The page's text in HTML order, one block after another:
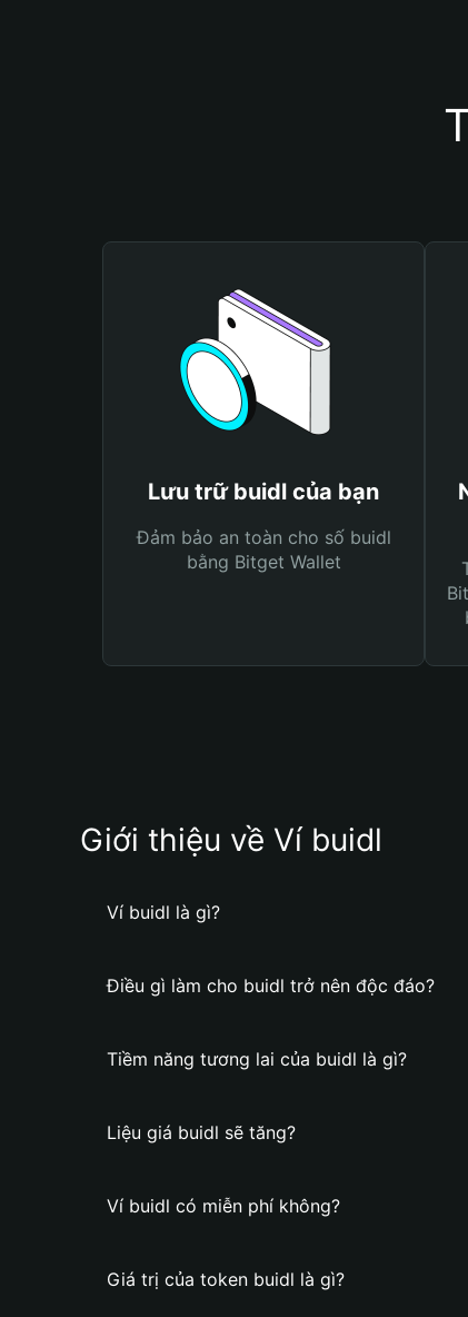
Lưu trữ buidl của bạn
Đảm bảo an toàn cho số buidl
bằng Bitget Wallet
Giới thiệu về Ví buidl
Ví buidl là gì?
Điều gì làm cho buidl trở nên độc đáo?
Tiềm năng tương lai của buidl là gì?
Liệu giá buidl sẽ tăng?
Ví buidl có miễn phí không?
Giá trị của token buidl là gì?